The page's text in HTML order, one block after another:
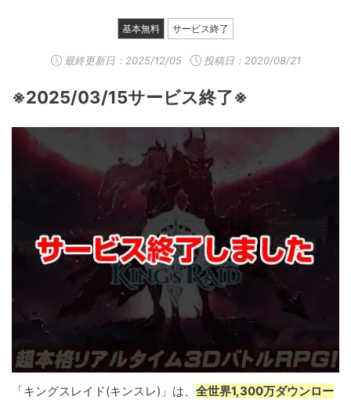
基本無料 サービス終了
最終更新日： 2025/12/05 投稿日：2020/08/21
※2025/03/15サービス終了※
「キングスレイド(キンスレ)」は、 全世界1,300万ダウンロー